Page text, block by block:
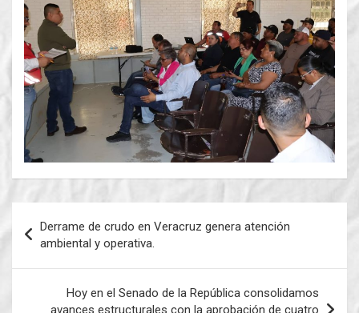
de
entradas
Derrame de crudo en Veracruz genera atención
ambiental y operativa.
Hoy en el Senado de la República consolidamos
avances estructurales con la aprobación de cuatro